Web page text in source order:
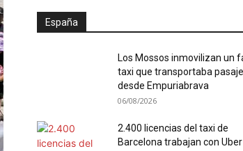
España
Los Mossos inmovilizan un
taxi que transportaba
desde Empuriabrava
06/08/2026
2.400 licencias del taxi de
Barcelona trabajan con Uber